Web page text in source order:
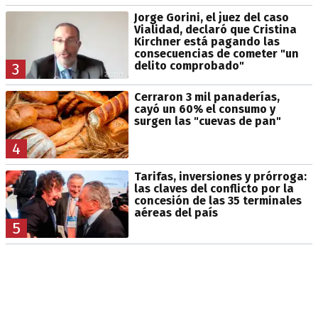
3
Jorge Gorini, el juez del caso
Vialidad, declaró que Cristina
Kirchner está pagando las
consecuencias de cometer "un
delito comprobado"
4
Cerraron 3 mil panaderías,
cayó un 60% el consumo y
surgen las "cuevas de pan"
5
Tarifas, inversiones y prórroga:
las claves del conflicto por la
concesión de las 35 terminales
aéreas del país